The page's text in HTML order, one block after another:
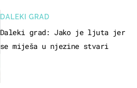
DALEKI GRAD
Daleki grad: Jako je ljuta jer
se miješa u njezine stvari